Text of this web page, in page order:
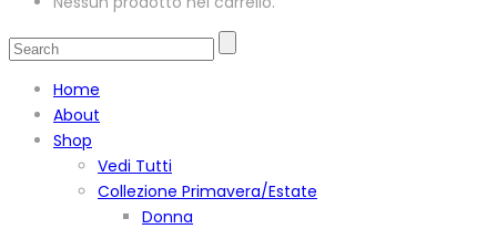
Home
About
Shop
Vedi Tutti
Collezione Primavera/Estate
Donna